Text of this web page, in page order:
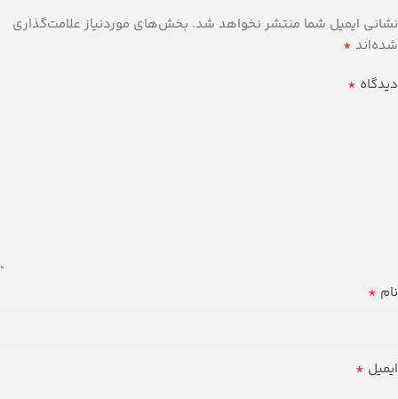
نشانی ایمیل شما منتشر نخواهد شد. بخش‌های موردنیاز علامت‌گذاری
شده‌اند *
دیدگاه *
نام *
ایمیل *